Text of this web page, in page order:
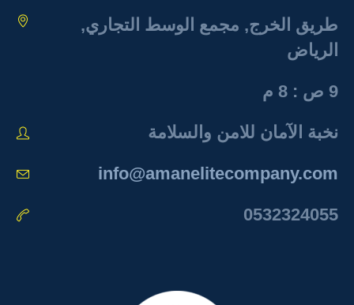
طريق الخرج, مجمع الوسط التجاري,
الرياض
9 ص : 8 م
نخبة الآمان للامن والسلامة
info@amanelitecompany.com
0532324055